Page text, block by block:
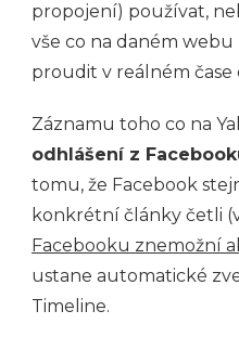
propojení) používat,
vše co na daném
proudit v reálném čase
Záznamu toho co na
odhlášení z
tomu, že Facebook
konkrétní články četli
Facebooku znemožní
ustane automatické
Timeline.